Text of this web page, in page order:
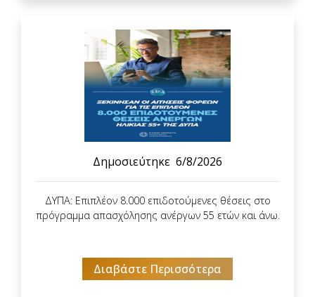
Δημοσιεύτηκε 6/8/2026
ΔΥΠΑ: Επιπλέον 8.000 επιδοτούμενες θέσεις στο
πρόγραμμα απασχόλησης ανέργων 55 ετών και άνω.
Διαβάστε Περισσότερα